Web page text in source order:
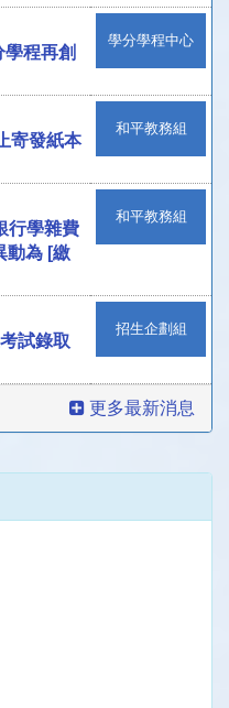
程再創
學分學程中心
寄發紙本
和平教務組
行學雜費
動為 [繳
和平教務組
試錄取
招生企劃組
更多最新消息